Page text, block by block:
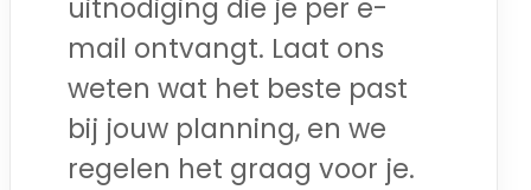
uitnodiging die je per e-
mail ontvangt. Laat ons
weten wat het beste past
bij jouw planning, en we
regelen het graag voor je.